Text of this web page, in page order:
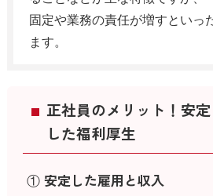
固定や業務の責任が増すといっ
ます。
正社員のメリット！安
した福利厚生
① 安定した雇用と収入